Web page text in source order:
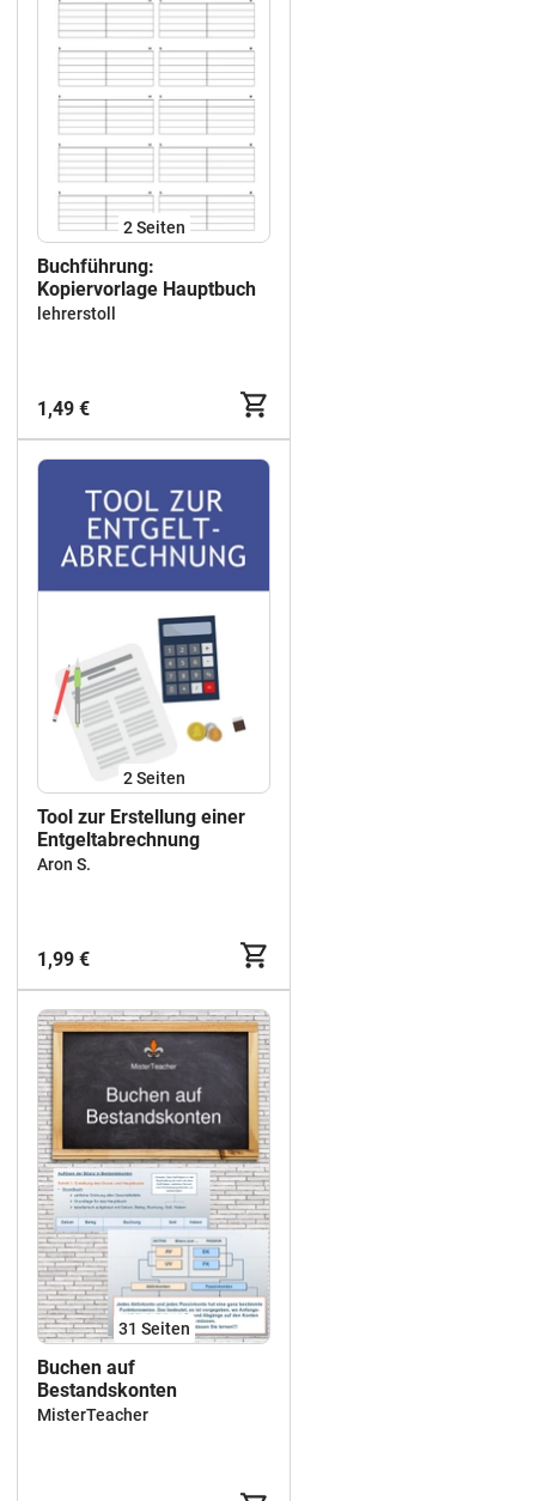
2Seiten
Buchführung:
Kopiervorlage Hauptbuch
lehrerstoll
1,49 €
2Seiten
Tool zur Erstellung einer
Entgeltabrechnung
Aron S.
1,99 €
31 Seiten
Buchen auf
Bestandskonten
MisterTeacher